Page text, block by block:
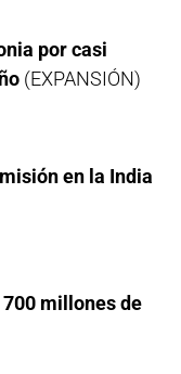
por casi
(EXPANSIÓN)
en la India
millones de